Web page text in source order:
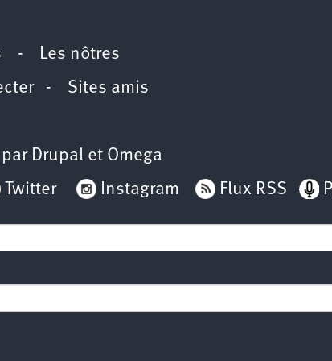
- Les nôtres
- Sites amis
Drupal et Omega
Twitter Instagram Flux RSS